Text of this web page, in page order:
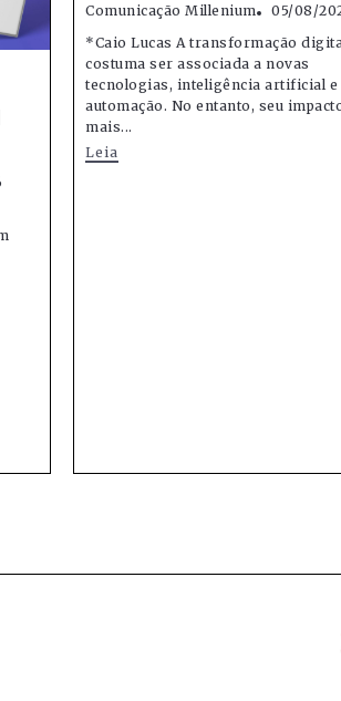
Comunicação Millenium
05/08/
*Caio Lucas A transformação
costuma ser associada a novas
tecnologias, inteligência artificial e
automação. No entanto, seu
mais...
Leia